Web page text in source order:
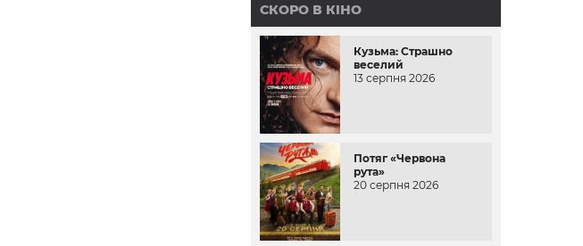
СКОРО В КІНО
Кузьма: Страшно
веселий
13 серпня 2026
Потяг «Червона
рута»
20 серпня 2026